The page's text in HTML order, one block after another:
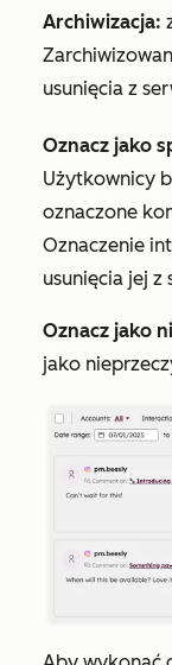
Archiwizacja:
usunięcia z
Oznacz jako
Użytkownicy
oznaczone
Oznaczenie
usunięcia jej z
Oznacz jako
jako